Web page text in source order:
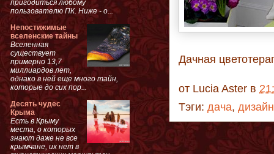
Дачная
от Lucia Aster в
Тэги: дача, дизайн
пригодиться любому
пользователю ПК. Ниже - о...
Непостижимые
вселенские тайны
Вселенная
существует
примерно 13,7
миллиардов лет,
однако в ней еще много тайн,
которые до сих пор...
Десять чудес
Крыма
Есть в Крыму
места, о которых
знают даже не все
крымчане, их нет в